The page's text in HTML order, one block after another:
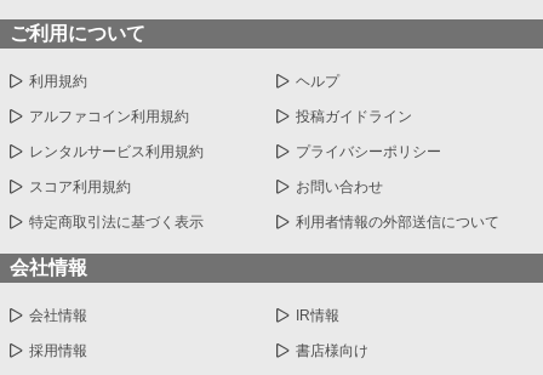
ご利用について
利用規約 ヘルプ
アルファコイン利用規約 投稿ガイドライン
レンタルサービス利用規約 プライバシーポリシー
スコア利用規約 お問い合わせ
特定商取引法に基づく表示 利用者情報の外部送信について
会社情報
会社情報 IR情報
採用情報 書店様向け